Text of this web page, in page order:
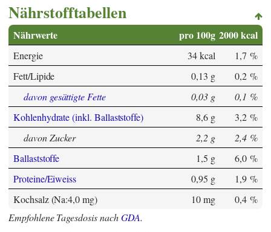
Nährstofftabellen
Nährwerte pro 100g 2000 kcal
Energie 34 kcal
1,7 %
Fett/Lipide
0,13 g
0,2 %
davon gesättigte Fette
0,03 g
0,1 %
Kohlenhydrate (inkl. Ballaststoffe)
8,6 g
3,2 %
davon Zucker
2,2 g
2,4 %
Ballaststoffe
1,5 g
6,0 %
Proteine/Eiweiss
0,95 g
1,9 %
Kochsalz (Na:4,0 mg)
10 mg
0,4 %
Empfohlene Tagesdosis nachGDA.